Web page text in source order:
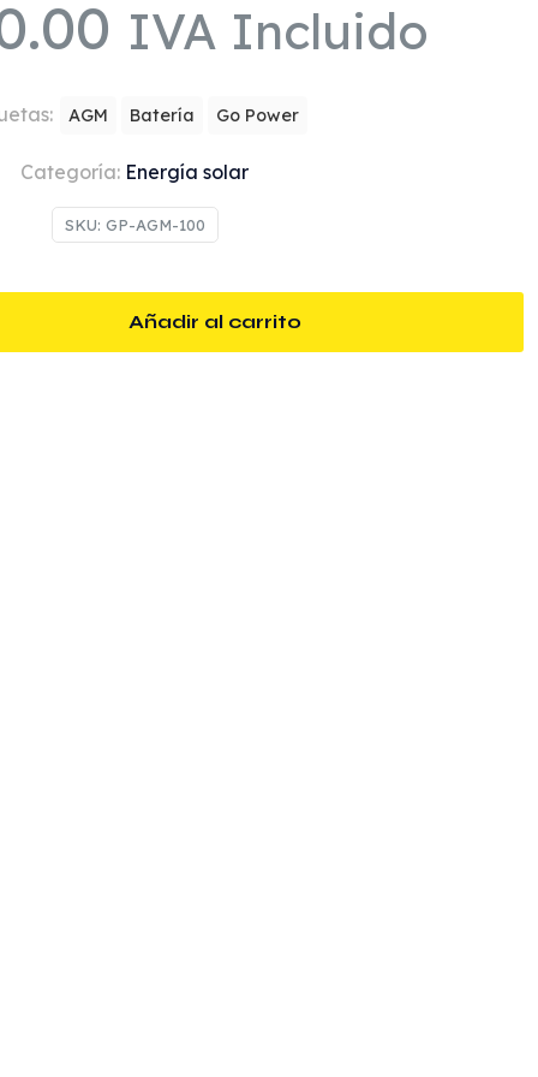
IVA Incluido
AGM Batería Go Power
Categoría: Energía solar
SKU: GP-AGM-100
Añadir al carrito